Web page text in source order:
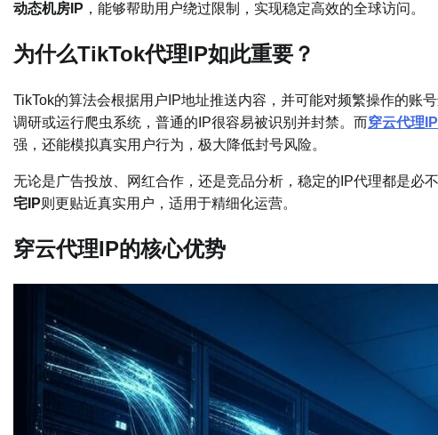
动态机房IP ，能够帮助用户绕过限制，实现稳定高效的全球访问。
为什么TikTok代理IP如此重要？
TikTok的算法会根据用户IP地址推送内容，并可能对频繁操作的账
调研或运行爬虫系统，普通的IP很容易被识别并封禁。而穿云代理IP
强，还能模拟真实用户行为，极大降低封号风险。
无论是广告投放、网红合作，还是竞品分析，稳定的IP代理都是必
宅IP则更贴近真实用户，适用于精细化运营。
穿云代理IP的核心优势